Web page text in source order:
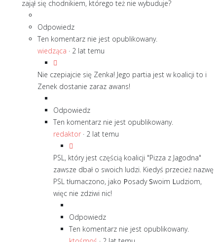
zajął się chodnikiem, którego też nie wybuduje?
Odpowiedz
Ten komentarz nie jest opublikowany.
wiedząca · 2 lat temu
Nie czepiajcie się Zenka! Jego partia jest w koalicji to i
Zenek dostanie zaraz awans!
Odpowiedz
Ten komentarz nie jest opublikowany.
redaktor · 2 lat temu
PSL, który jest częścią koalicji "Pizza z Jagodna"
zawsze dbał o swoich ludzi. Kiedyś przecież nazwę
PSL tłumaczono, jako PosadySwoim Ludziom,
więc nie zdziwi nic!
Odpowiedz
Ten komentarz nie jest opublikowany.